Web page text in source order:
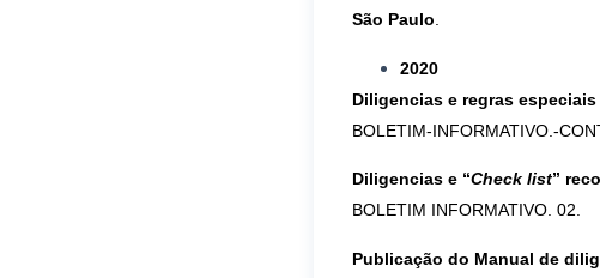
São Paulo.
2020
Diligencias e regras
BOLETIM-INFORMATIVO.-
Diligencias e “Check list”
BOLETIM INFORMATIVO. 02.
Publicação do Manual de